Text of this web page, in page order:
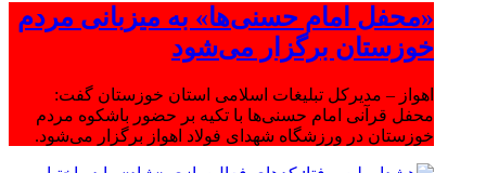
«محفل امام حسنی‌ها» به میزبانی مردم
خوزستان برگزار می‌شود
اهواز – مدیرکل تبلیغات اسلامی استان خوزستان گفت:
محفل قرآنی امام حسنی‌ها با تکیه بر حضور باشکوه مردم
خوزستان در ورزشگاه شهدای فولاد اهواز برگزار می‌شود.